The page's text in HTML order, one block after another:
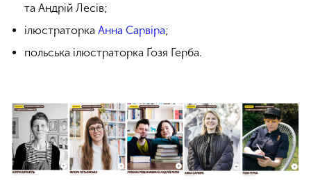
та Андрій Лесів;
ілюстраторка Анна Сарвіра;
польська ілюстраторка Ґозя Герба.